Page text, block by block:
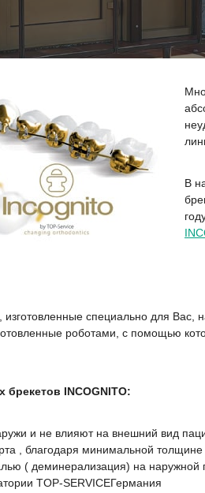
В
специально для Вас,
роботами, с помощью
INCOGNITO:
и не влияют на внешний вид
, благодаря минимальной толщине
( деминерализация) на наружной
TOP-SERVICEГермания